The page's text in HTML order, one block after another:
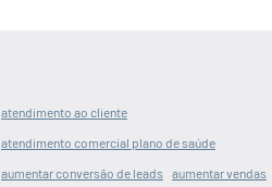
atendimento ao cliente
atendimento comercial plano de saúde
aumentar conversão de leads
aumentar vendas